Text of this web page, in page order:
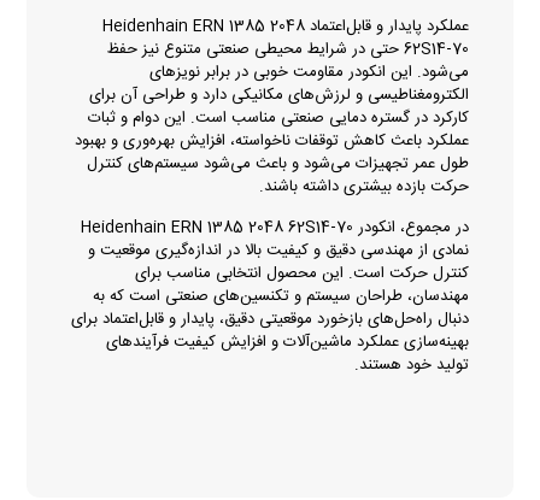
عملکرد پایدار و قابل‌اعتماد Heidenhain ERN 1385 2048
62S14‑70 حتی در شرایط محیطی صنعتی متنوع نیز حفظ
می‌شود. این انکودر مقاومت خوبی در برابر نویزهای
الکترومغناطیسی و لرزش‌های مکانیکی دارد و طراحی آن برای
کارکرد در گستره دمایی صنعتی مناسب است. این دوام و ثبات
عملکرد باعث کاهش توقفات ناخواسته، افزایش بهره‌وری و بهبود
طول عمر تجهیزات می‌شود و باعث می‌شود سیستم‌های کنترل
حرکت بازده بیشتری داشته باشند.
در مجموع، انکودر Heidenhain ERN 1385 2048 62S14‑70
نمادی از مهندسی دقیق و کیفیت بالا در اندازه‌گیری موقعیت و
کنترل حرکت است. این محصول انتخابی مناسب برای
مهندسان، طراحان سیستم و تکنسین‌های صنعتی است که به
دنبال راه‌حل‌های بازخورد موقعیتی دقیق، پایدار و قابل‌اعتماد برای
بهینه‌سازی عملکرد ماشین‌آلات و افزایش کیفیت فرآیندهای
تولید خود هستند.